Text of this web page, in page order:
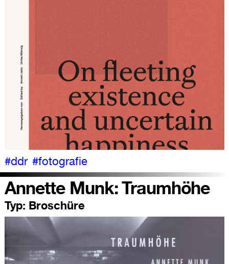
#ddr #fotografie
Annette Munk: Traumhöhe
Typ: Broschüre